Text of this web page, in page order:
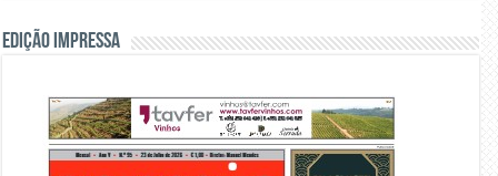
Edição Impressa